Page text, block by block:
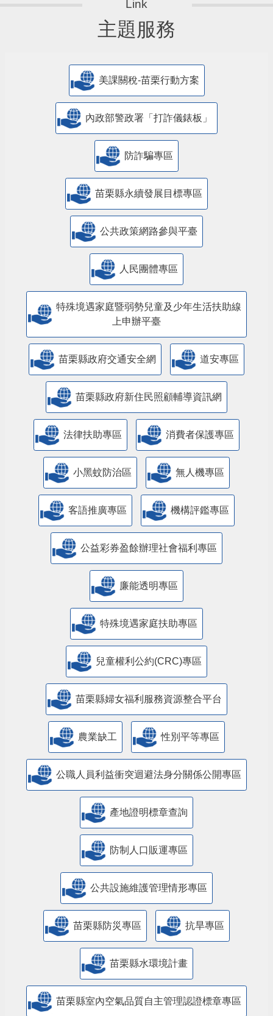
主題服務
美課關稅-苗栗行動方案
內政部警政署「打詐儀錶板」
防詐騙專區
苗栗縣永續發展目標專區
公共政策網路參與平臺
人民團體專區
特殊境遇家庭暨弱勢兒童及少年生活扶助線
上申辦平臺
苗栗縣政府交通安全網 道安專區
苗栗縣政府新住民照顧輔導資訊網
法律扶助專區 消費者保護專區
小黑蚊防治區 無人機專區
客語推廣專區 機構評鑑專區
公益彩券盈餘辦理社會福利專區
廉能透明專區
特殊境遇家庭扶助專區
兒童權利公約(CRC)專區
苗栗縣婦女福利服務資源整合平台
農業缺工 性別平等專區
公職人員利益衝突迴避法身分關係公開專區
產地證明標章查詢
防制人口販運專區
​公共設施維護管理情形專區
苗栗縣防災專區 抗旱專區
苗栗縣水環境計畫
苗栗縣室內空氣品質自主管理認證標章專區